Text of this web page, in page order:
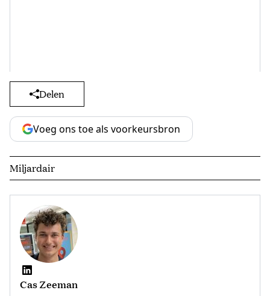
Delen
Voeg ons toe als voorkeursbron
Miljardair
Cas Zeeman